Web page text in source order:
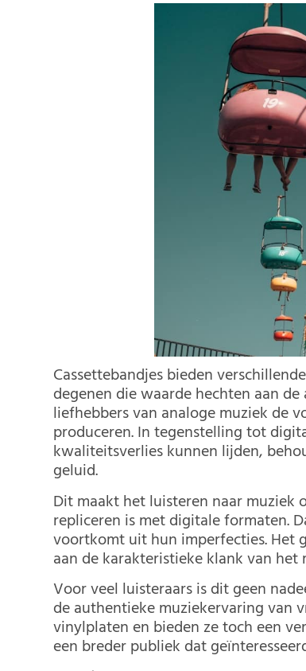
Cassettebandjes bieden
degenen die waarde hechten aan
liefhebbers van analoge muziek de
produceren. In tegenstelling tot
kwaliteitsverlies kunnen lijden,
geluid.
Dit maakt het luisteren naar muziek
repliceren is met digitale formaten.
voortkomt uit hun imperfecties. Het
aan de karakteristieke klank van het
Voor veel luisteraars is dit geen
de authentieke muziekervaring van
vinylplaten en bieden ze toch een
een breder publiek dat